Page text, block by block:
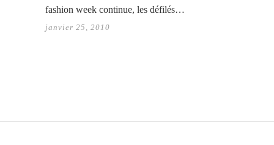
fashion week continue, les défilés…
janvier 25, 2010